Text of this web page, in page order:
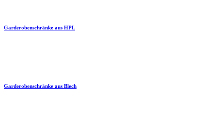
Garderobenschränke aus HPL
Garderobenschränke aus Blech